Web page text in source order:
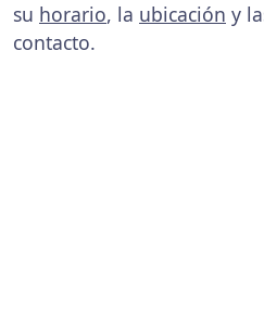
su horario, la ubicación y
contacto.